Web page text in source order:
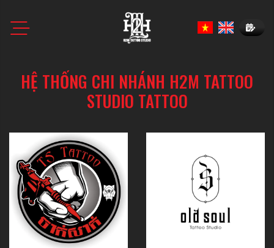
Book
HỆ THỐNG CHI NHÁNH H2M TATTOO
STUDIO TATTOO